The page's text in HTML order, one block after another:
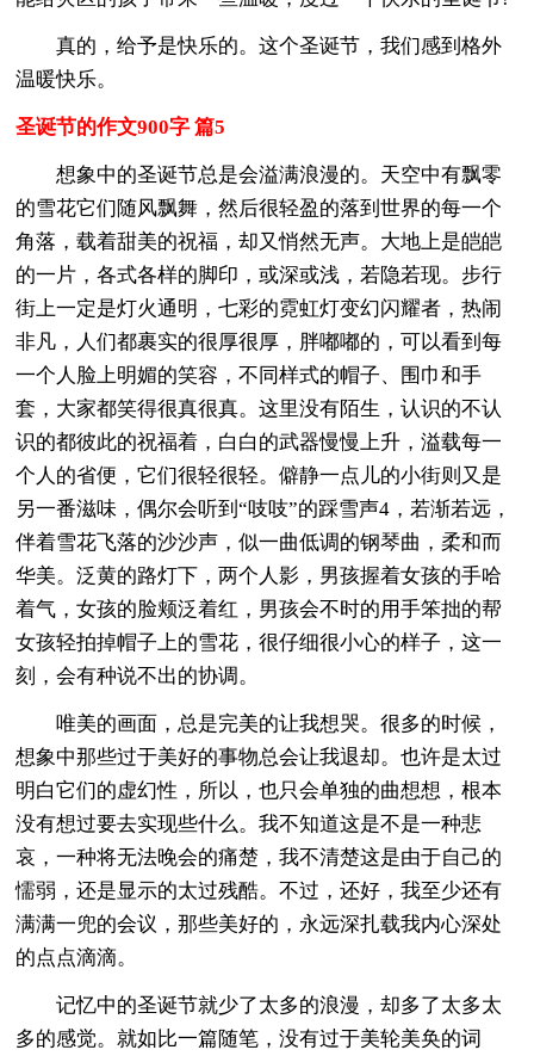
真的，给予是快乐的。这个圣诞节，我们感到格外
温暖快乐。
圣诞节的作文900字 篇5
想象中的圣诞节总是会溢满浪漫的。天空中有飘零
的雪花它们随风飘舞，然后很轻盈的落到世界的每一个
角落，载着甜美的祝福，却又悄然无声。大地上是皑皑
的一片，各式各样的脚印，或深或浅，若隐若现。步行
街上一定是灯火通明，七彩的霓虹灯变幻闪耀者，热闹
非凡，人们都裹实的很厚很厚，胖嘟嘟的，可以看到每
一个人脸上明媚的笑容，不同样式的帽子、围巾和手
套，大家都笑得很真很真。这里没有陌生，认识的不认
识的都彼此的祝福着，白白的武器慢慢上升，溢载每一
个人的省便，它们很轻很轻。僻静一点儿的小街则又是
另一番滋味，偶尔会听到“吱吱”的踩雪声4，若渐若远，
伴着雪花飞落的沙沙声，似一曲低调的钢琴曲，柔和而
华美。泛黄的路灯下，两个人影，男孩握着女孩的手哈
着气，女孩的脸颊泛着红，男孩会不时的用手笨拙的帮
女孩轻拍掉帽子上的雪花，很仔细很小心的样子，这一
刻，会有种说不出的协调。
唯美的画面，总是完美的让我想哭。很多的时候，
想象中那些过于美好的事物总会让我退却。也许是太过
明白它们的虚幻性，所以，也只会单独的曲想想，根本
没有想过要去实现些什么。我不知道这是不是一种悲
哀，一种将无法晚会的痛楚，我不清楚这是由于自己的
懦弱，还是显示的太过残酷。不过，还好，我至少还有
满满一兜的会议，那些美好的，永远深扎载我内心深处
的点点滴滴。
记忆中的圣诞节就少了太多的浪漫，却多了太多太
多的感觉。就如比一篇随笔，没有过于美轮美奂的词